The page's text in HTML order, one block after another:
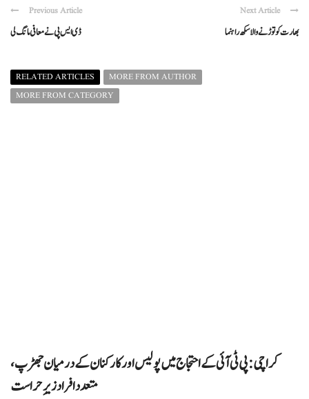
Previous Article
ڈی ایس پی نے معافی مانگ لی
Next Article
بھارت کو توڑنے والا سکھ راہنما
RELATED ARTICLES
MORE FROM AUTHOR
MORE FROM CATEGORY
کراچی: پی ٹی آئی کے احتجاج میں پولیس اور کارکنان کے درمیان جھڑپ،
متعدد افراد زیرِ حراست